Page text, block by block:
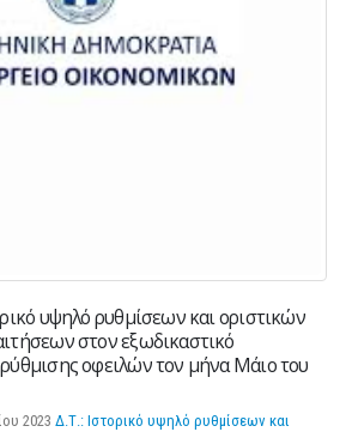
υψηλό ρυθμίσεων και οριστικών
στον εξωδικαστικό
οφειλών τον μήνα Μάιο του
2023 Δ.Τ.: Ιστορικό υψηλό ρυθμίσεων και